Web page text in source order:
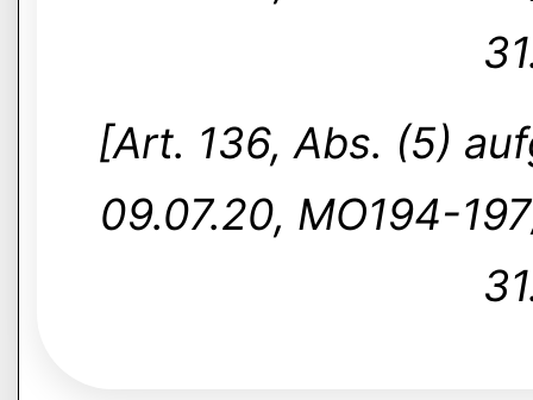
[Art. 136, Abs. (5)
09.07.20, MO194-